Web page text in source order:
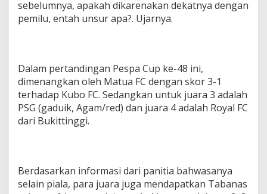
sebelumnya, apakah dikarenakan dekatnya dengan
pemilu, entah unsur apa?. Ujarnya.
Dalam pertandingan Pespa Cup ke-48 ini,
dimenangkan oleh Matua FC dengan skor 3-1
terhadap Kubo FC. Sedangkan untuk juara 3 adalah
PSG (gaduik, Agam/red) dan juara 4 adalah Royal FC
dari Bukittinggi.
Berdasarkan informasi dari panitia bahwasanya
selain piala, para juara juga mendapatkan Tabanas